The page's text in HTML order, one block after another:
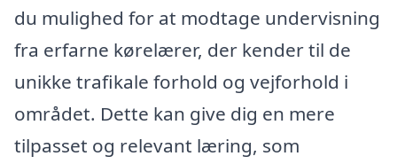
du mulighed for at modtage undervisning
fra erfarne kørelærer, der kender til de
unikke trafikale forhold og vejforhold i
området. Dette kan give dig en mere
tilpasset og relevant læring, som